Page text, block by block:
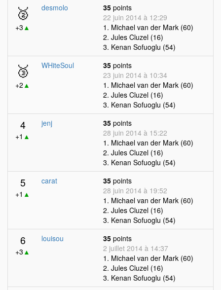
🥈
+3 ▲
desmolo 35 points
22 juin 2014 à 12:29
1. Michael van der Mark (60)
2. Jules Cluzel (16)
3. Kenan Sofuoglu (54)
🥉
+2 ▲
WHiteSoul 35 points
23 juin 2014 à 10:34
1. Michael van der Mark (60)
2. Jules Cluzel (16)
3. Kenan Sofuoglu (54)
4
+1 ▲
jenj 35 points
28 juin 2014 à 15:22
1. Michael van der Mark (60)
2. Jules Cluzel (16)
3. Kenan Sofuoglu (54)
5
+1 ▲
carat 35 points
28 juin 2014 à 19:52
1. Michael van der Mark (60)
2. Jules Cluzel (16)
3. Kenan Sofuoglu (54)
6
+3 ▲
louisou 35 points
2 juillet 2014 à 14:37
1. Michael van der Mark (60)
2. Jules Cluzel (16)
3. Kenan Sofuoglu (54)